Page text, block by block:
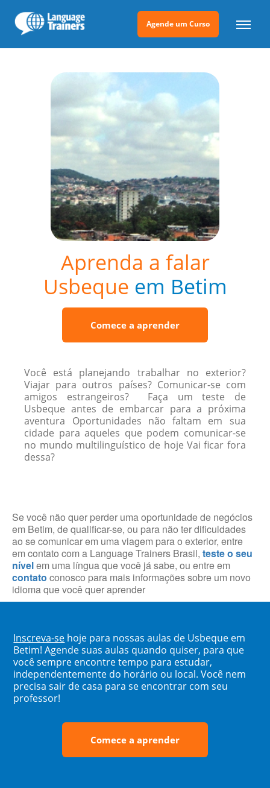
Agende um Curso
Aprenda a falar
Usbeque em Betim
Comece a aprender
Você está planejando trabalhar no exterior?
Viajar para outros países? Comunicar-se com
amigos estrangeiros? Faça um teste de
Usbeque antes de embarcar para a próxima
aventura Oportunidades não faltam em sua
cidade para aqueles que podem comunicar-se
no mundo multilinguístico de hoje Vai ficar fora
dessa?
Se você não quer perder uma oportunidade de negócios
em Betim, de qualificar-se, ou para não ter dificuldades
ao se comunicar em uma viagem para o exterior, entre
em contato com a Language Trainers Brasil, teste o seu
nívelem uma língua que você já sabe, ou entre em
contato conosco para mais informações sobre um novo
idioma que você quer aprender
Inscreva-se hoje para nossas aulas de Usbeque em
Betim! Agende suas aulas quando quiser, para que
você sempre encontre tempo para estudar,
independentemente do horário ou local. Você nem
precisa sair de casa para se encontrar com seu
professor!
Comece a aprender